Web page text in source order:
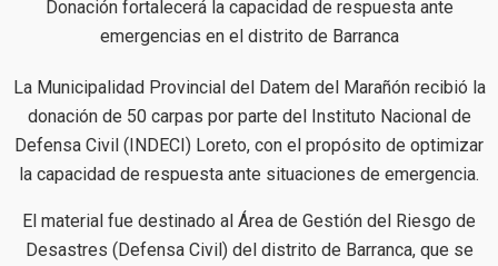
Donación fortalecerá la capacidad de respuesta ante
emergencias en el distrito de Barranca
La Municipalidad Provincial del Datem del Marañón recibió la
donación de 50 carpas por parte del Instituto Nacional de
Defensa Civil (INDECI) Loreto, con el propósito de optimizar
la capacidad de respuesta ante situaciones de emergencia.
El material fue destinado al Área de Gestión del Riesgo de
Desastres (Defensa Civil) del distrito de Barranca, que se